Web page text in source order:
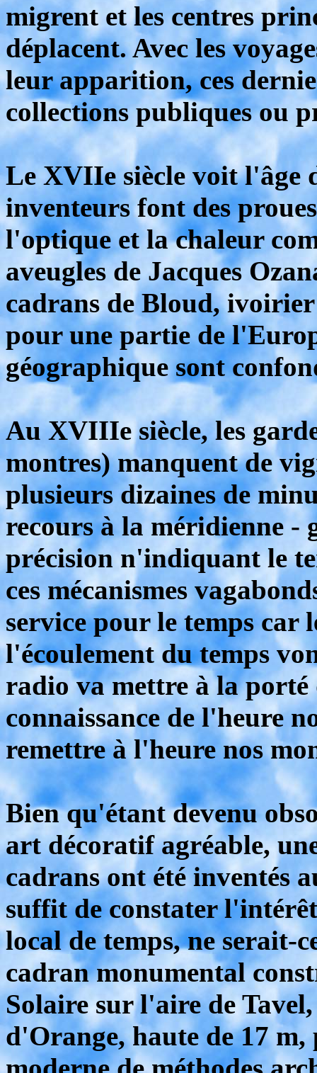
migrent et les centres
déplacent. Avec les
leur apparition, ces
collections publiques ou
Le XVIIe siècle voit l'âge
inventeurs font des
l'optique et la chaleur
aveugles de Jacques
cadrans de Bloud,
pour une partie de
géographique sont
Au XVIIIe siècle, les
montres) manquent de
plusieurs dizaines de
recours à la méridienne -
précision n'indiquant le
ces mécanismes
service pour le temps car
l'écoulement du temps
radio va mettre à la porté
connaissance de l'heure
remettre à l'heure nos
Bien qu'étant devenu
art décoratif agréable,
cadrans ont été inventés
suffit de constater
local de temps, ne serait-
cadran monumental
Solaire sur l'aire de
d'Orange, haute de 17 m,